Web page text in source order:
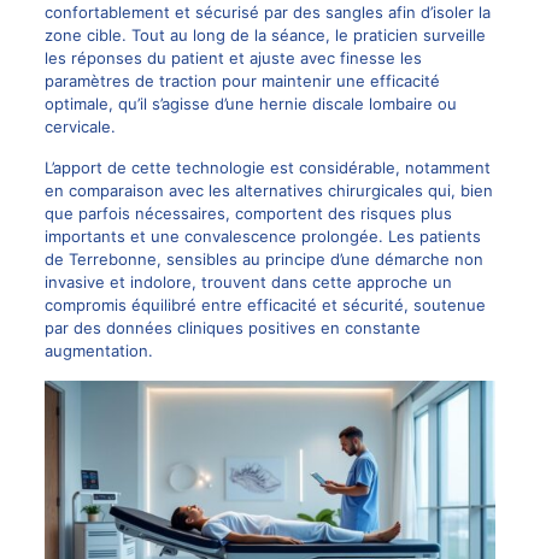
confortablement et sécurisé par des sangles afin d’isoler la
zone cible. Tout au long de la séance, le praticien surveille
les réponses du patient et ajuste avec finesse les
paramètres de traction pour maintenir une efficacité
optimale, qu’il s’agisse d’une hernie discale lombaire ou
cervicale.
L’apport de cette technologie est considérable, notamment
en comparaison avec les alternatives chirurgicales qui, bien
que parfois nécessaires, comportent des risques plus
importants et une convalescence prolongée. Les patients
de Terrebonne, sensibles au principe d’une démarche non
invasive et indolore, trouvent dans cette approche un
compromis équilibré entre efficacité et sécurité, soutenue
par des données cliniques positives en constante
augmentation.